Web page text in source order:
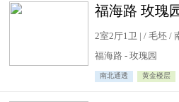
福海路 玫瑰
2室2厅1卫 | / 毛坯 /
福海路 - 玫瑰园
南北通透 黄金楼层